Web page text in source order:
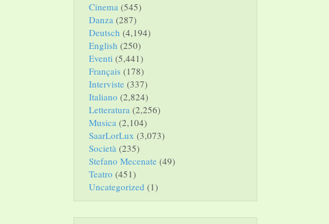
Cinema (545)
Danza (287)
Deutsch (4,194)
English (250)
Eventi (5,441)
Français (178)
Interviste (337)
Italiano (2,824)
Letteratura (2,256)
Musica (2,104)
SaarLorLux (3,073)
Società (235)
Stefano Mecenate (49)
Teatro (451)
Uncategorized (1)